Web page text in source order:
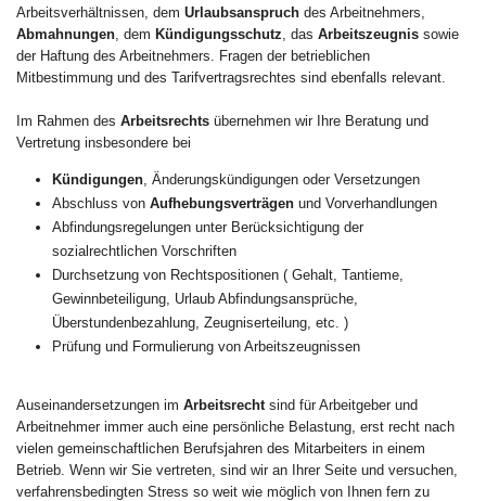
Arbeitsverhältnissen, dem Urlaubsanspruch des Arbeitnehmers,
Abmahnungen , dem Kündigungsschutz , das Arbeitszeugnis sowie
der Haftung des Arbeitnehmers. Fragen der betrieblichen
Mitbestimmung und des Tarifvertragsrechtes sind ebenfalls relevant.
Im Rahmen des Arbeitsrechts übernehmen wir Ihre Beratung und
Vertretung insbesondere bei
Kündigungen, Änderungskündigungen oder Versetzungen
Abschluss von Aufhebungsverträgenund Vorverhandlungen
Abfindungsregelungen unter Berücksichtigung der
sozialrechtlichen Vorschriften
Durchsetzung von Rechtspositionen ( Gehalt, Tantieme,
Gewinnbeteiligung, Urlaub Abfindungsansprüche,
Überstundenbezahlung, Zeugniserteilung, etc. )
Prüfung und Formulierung von Arbeitszeugnissen
Auseinandersetzungen im Arbeitsrecht sind für Arbeitgeber und
Arbeitnehmer immer auch eine persönliche Belastung, erst recht nach
vielen gemeinschaftlichen Berufsjahren des Mitarbeiters in einem
Betrieb. Wenn wir Sie vertreten, sind wir an Ihrer Seite und versuchen,
verfahrensbedingten Stress so weit wie möglich von Ihnen fern zu